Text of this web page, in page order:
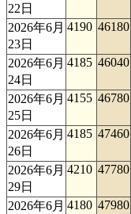
22日
2026年6月
23日
4190 46180
2026年6月
24日
4185 46040
2026年6月
25日
4155 46780
2026年6月
26日
4185 47460
2026年6月
29日
4210 47780
2026年6月 4180 47980